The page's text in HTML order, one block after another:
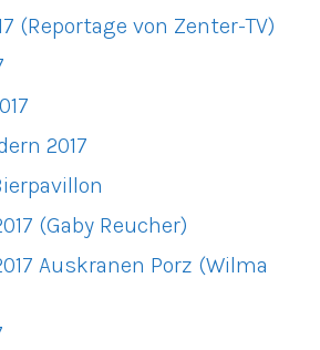
(Reportage von Zenter-TV)
2017
(Gaby Reucher)
Auskranen Porz (Wilma